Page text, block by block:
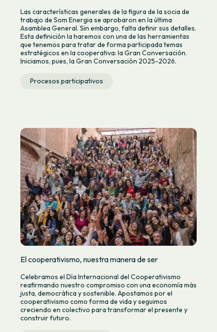
Las características generales de la figura de la socia de
trabajo de Som Energia se aprobaron en la última
Asamblea General. Sin embargo, falta definir sus detalles.
Esta definición la haremos con una de las herramientas
que tenemos para tratar de forma participada temas
estratégicos en la cooperativa: la Gran Conversación.
Iniciamos, pues, la Gran Conversación 2025-2026.
Procesos participativos
El cooperativismo, nuestra manera de ser
Celebramos el Día Internacional del Cooperativismo
reafirmando nuestro compromiso con una economía más
justa, democrática y sostenible. Apostamos por el
cooperativismo como forma de vida y seguimos
creciendo en colectivo para transformar el presente y
construir futuro.